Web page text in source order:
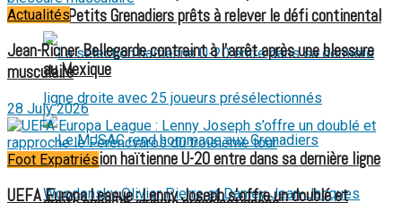
Les Petits Grenadiers prêts à relever le défi continental
au Mexique
La sélection haïtienne U-20 entre dans sa dernière ligne
Actualités
Jean-Ricner Bellegarde contraint à l’arrêt après une blessure
musculaire
28 July 2026
Foot Expatriés
UEFA Europa League : Lenny Joseph s’offre un doublé et